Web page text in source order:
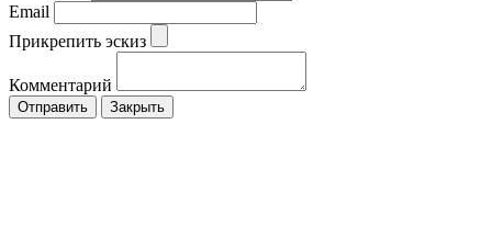
Email
Прикрепить эскиз
Комментарий
Закрыть